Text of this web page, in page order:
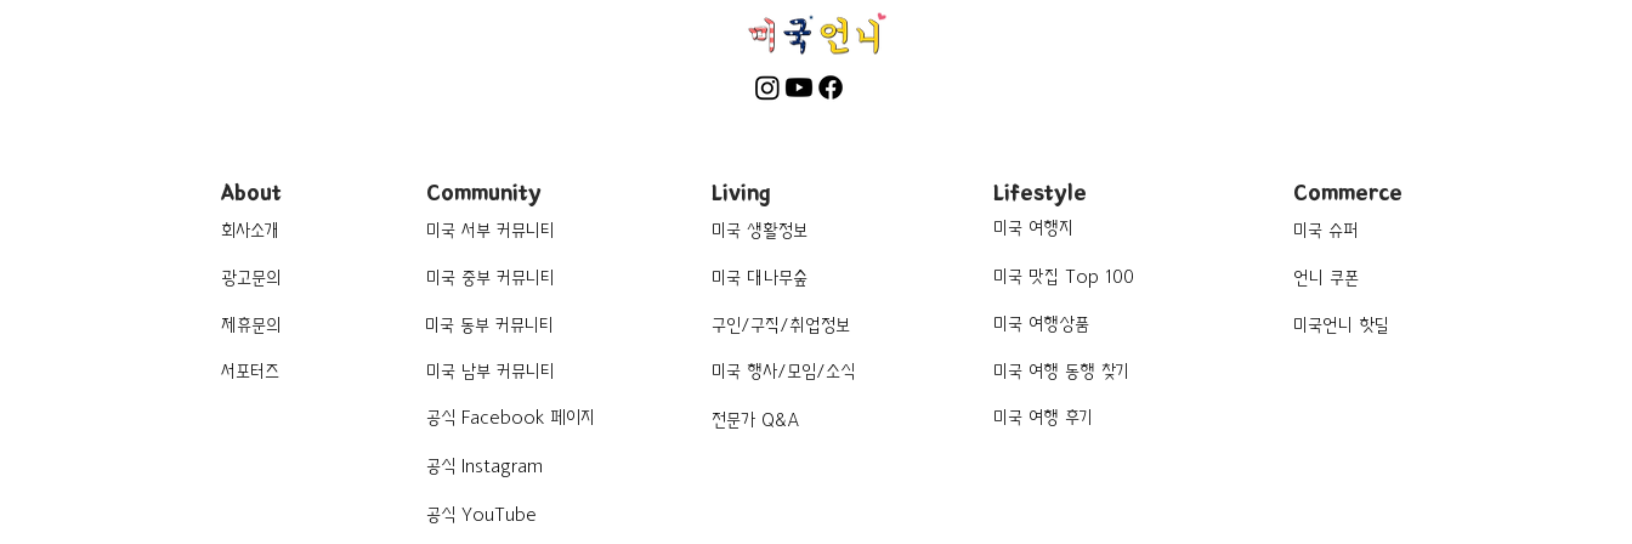
About
회사소개
광고문의
제휴문의
서포터즈
Community
미국 서부 커뮤니티
미국 중부 커뮤니티
미국 동부 커뮤니티
미국 남부 커뮤니티
공식 Facebook 페이지
공식 Instagram
공식 YouTube
Living
미국 생활정보
미국 대나무숲
구인/구직/취업정보
미국 행사/모임/소식
전문가 Q&A
Lifestyle
미국 여행지
미국 맛집 Top 100
미국 여행상품
미국 여행 동행 찾기
미국 여행 후기
Commerce
미국 슈퍼
언니 쿠폰
미국언니 핫딜